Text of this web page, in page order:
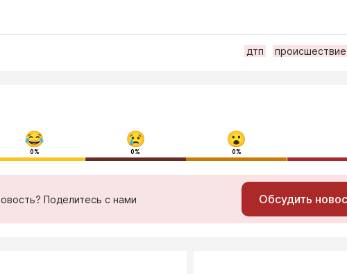
дтп происшествие
0% 0% 0%
Поделитесь с нами Обсудить